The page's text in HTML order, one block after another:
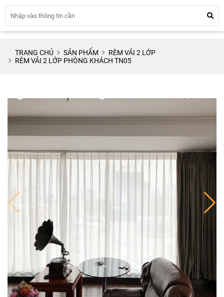
TRANG CHỦ SẢN PHẨM
RÈM VẢI 2 LỚP
RÈM VẢI 2 LỚP PHÒNG KHÁCH TN05